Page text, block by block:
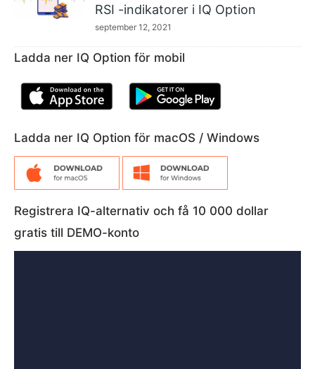
RSI -indikatorer i IQ Option
september 12, 2021
Ladda ner IQ Option för mobil
Ladda ner IQ Option för macOS / Windows
Registrera IQ-alternativ och få 10 000 dollar
gratis till DEMO-konto